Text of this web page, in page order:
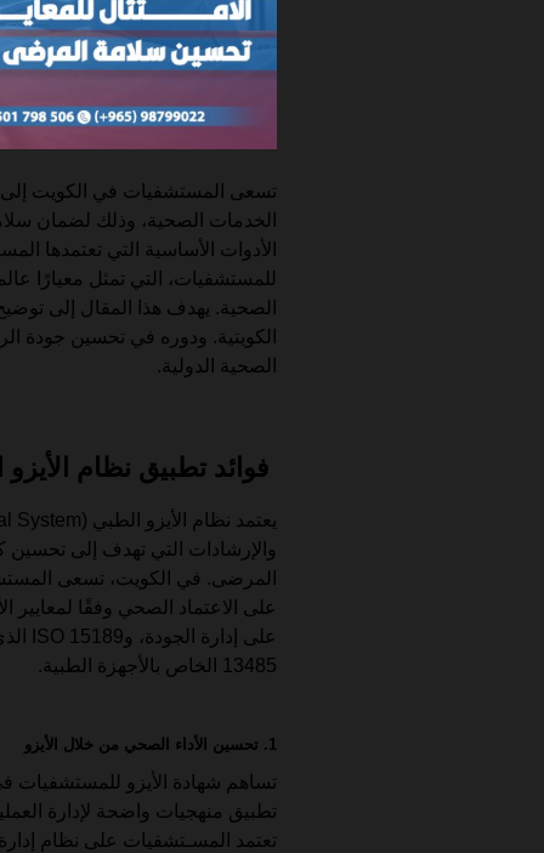
تسعى المستشفيات في الكويت إلى
الخدمات الصحية، وذلك لضمان
الأدوات الأساسية التي تعتمدها
للمستشفيات، التي تمثل معيارًا
الصحية. يهدف هذا المقال إلى
الكويتية. ودوره في تحسين جودة
الصحية الدولية.
فوائد تطبيق نظام
والإرشادات التي تهدف إلى
المرضى. في الكويت، تسعى
13485 الخاص بالأجهزة الطبية.
1. تحسين الأداء الصحي من خلال الأيزو
تساهم شهادة الأيزو للمستشفيات
تطبيق منهجيات واضحة لإدارة